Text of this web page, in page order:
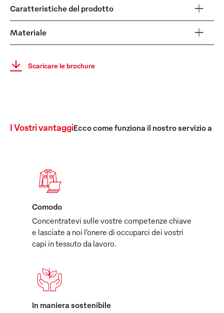
Caratteristiche del prodotto
Materiale
Scaricare le brochure
I Vostri vantaggiEcco come funziona il nostro servizio a
Comodo
Concentratevi sulle vostre competenze chiave
e lasciate a noi l’onere di occuparci dei vostri
capi in tessuto da lavoro.
In maniera sostenibile